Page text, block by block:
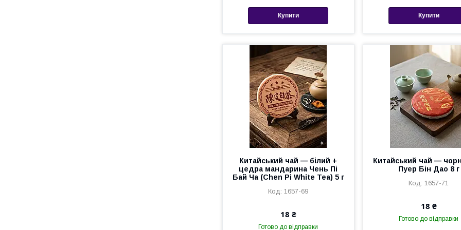
Купити Купити
Китайський чай — білий +
цедра мандарина Чень Пі
Бай Ча (Chen Pi White Tea) 5 г
1657-69
18 ₴
Готово до відправки
Китайський чай —
Пуер Бін Дао 8 г
1657-71
18 ₴
Готово до відправки